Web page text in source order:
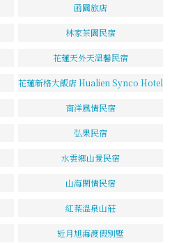
函園旅店
林家茶園民宿
花蓮天外天溫馨民宿
花蓮新格大飯店 Hualien Synco Hotel
南洋風情民宿
弘果民宿
水雲鄉山景民宿
山海閑情民宿
紅葉溫泉山莊
近月旭海渡假別墅